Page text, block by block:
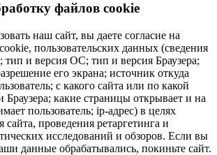
файлов cookie
наш сайт, вы даете согласие на
пользовательских данных (сведения
и версия ОС; тип и версия Браузера;
его экрана; источник откуда
с какого сайта или по какой
какие страницы открывает и на
пользователь; ip-адрес) в целях
проведения ретаргетинга и
исследований и обзоров. Если вы
данные обрабатывались, покиньте сайт.